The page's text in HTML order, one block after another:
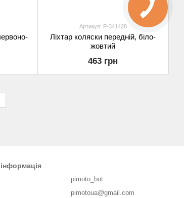
Артикул: P-341428
Ліхтар коляски передній, біло-
жовтий
463 грн
pimoto_bot
pimotoua@gmail.com